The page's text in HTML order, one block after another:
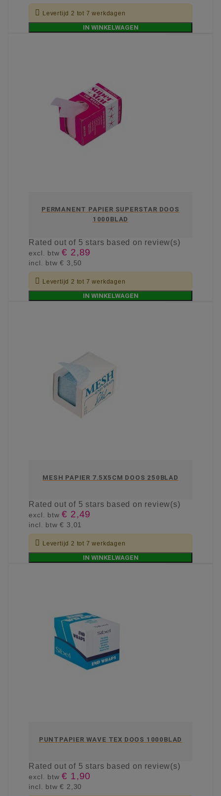
 Levertijd 2 tot 7 werkdagen
IN WINKELWAGEN
PERMANENT PAPIER SUPERSTAR DOOS
1000BLAD
Ratedout of 5 stars based on review(s)
excl. btw€ 2,89
incl. btw€ 3,50
 Levertijd 2 tot 7 werkdagen
IN WINKELWAGEN
MESH PAPIER 7.5X5CM DOOS 250BLAD
Ratedout of 5 stars based on review(s)
excl. btw€ 2,49
incl. btw€ 3,01
 Levertijd 2 tot 7 werkdagen
IN WINKELWAGEN
PUNTPAPIER WAVE TEX DOOS 1000BLAD
Ratedout of 5 stars based on review(s)
excl. btw€ 1,90
incl. btw€ 2,30